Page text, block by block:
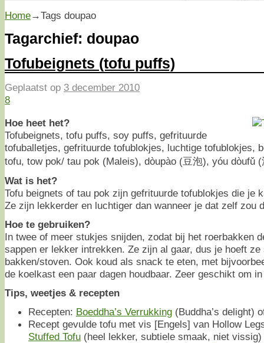
Home→Tags doupao
Tagarchief: doupao
Tofubeignets (tofu puffs)
Geplaatst op 3 december 2010
8
Hoe heet het?
Tofubeignets, tofu puffs, soy puffs, gefrituurde
tofuballetjes, gefrituurde tofublokjes, luchtige tofublokjes,
tofu, tow pok/ tau pok (Maleis), dòupào (豆泡), yóu dòufǔ
Wat is het?
Tofu beignets of tau pok zijn gefrituurde tofublokjes die je
Ze zijn lekkerder en luchtiger dan wanneer je dat zelf zou
Hoe te gebruiken?
In twee of meer stukjes snijden, zodat bij het roerbakken
sappen er lekker intrekken. Ze zijn al gaar, dus je hoeft
bakken/stoven. Ook koud als snack te eten, met
de koelkast een paar dagen houdbaar. Zeer geschikt om
Tips, weetjes & recepten
Recepten: Boeddha’s Verrukking (Buddha’s delight)
Recept gevulde tofu met vis [Engels] van Hollow
Stuffed Tofu (heel lekker, subtiele smaak, niet vissig)